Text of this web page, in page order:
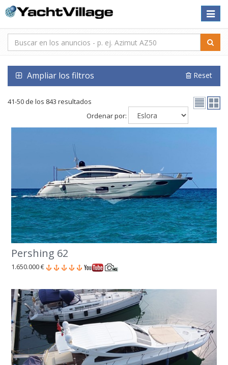
Toggle
Ampliar los filtros Reset
41-50 de los 843 resultados
Ordenar por:
Pershing 62
1.650.000 €